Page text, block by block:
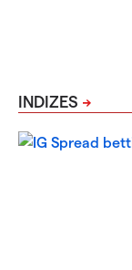
INDIZES